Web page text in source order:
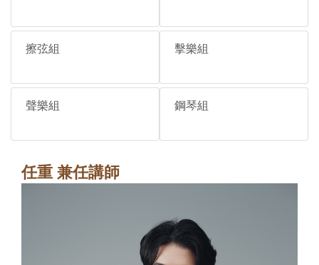
擦弦組 擊樂組
聲樂組 鋼琴組
任重 兼任講師